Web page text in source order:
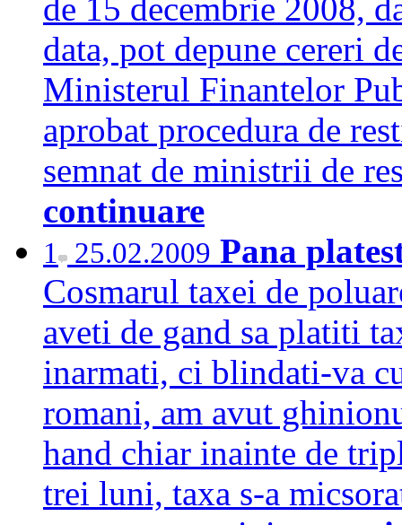
de 15 decembrie 2008,
data, pot depune cereri
Ministerul Finantelor
aprobat procedura de
semnat de ministrii de
continuare
1 25.02.2009 Pana
Cosmarul taxei de
aveti de gand sa platiti
inarmati, ci blindati-va
romani, am avut
hand chiar inainte de
trei luni, taxa s-a